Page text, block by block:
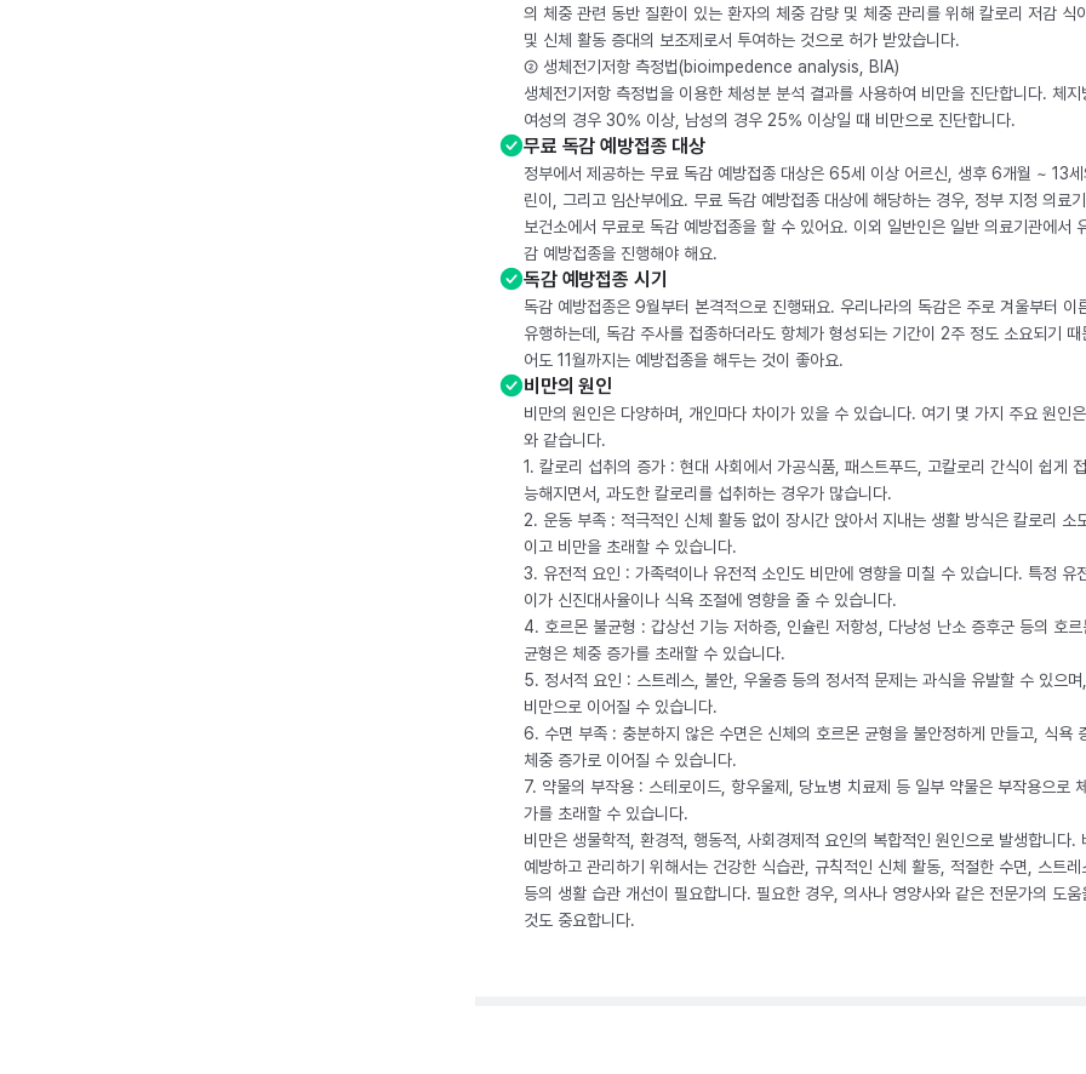
의 체중 관련 동반 질환이 있는 환자의 체중 감량 및 체중 관리를 위해 칼로리 저감 식
및 신체 활동 증대의 보조제로서 투여하는 것으로 허가 받았습니다.
② 생체전기저항 측정법(bioimpedence analysis, BIA)
생체전기저항 측정법을 이용한 체성분 분석 결과를 사용하여 비만을 진단합니다. 체지
여성의 경우 30% 이상, 남성의 경우 25% 이상일 때 비만으로 진단합니다.
무료 독감 예방접종 대상
정부에서 제공하는 무료 독감 예방접종 대상은 65세 이상 어르신, 생후 6개월 ~ 13
린이, 그리고 임산부에요. 무료 독감 예방접종 대상에 해당하는 경우, 정부 지정 의료
보건소에서 무료로 독감 예방접종을 할 수 있어요. 이외 일반인은 일반 의료기관에서
감 예방접종을 진행해야 해요.
독감 예방접종 시기
독감 예방접종은 9월부터 본격적으로 진행돼요. 우리나라의 독감은 주로 겨울부터 이
유행하는데, 독감 주사를 접종하더라도 항체가 형성되는 기간이 2주 정도 소요되기 때
어도 11월까지는 예방접종을 해두는 것이 좋아요.
비만의 원인
비만의 원인은 다양하며, 개인마다 차이가 있을 수 있습니다. 여기 몇 가지 주요 원인
와 같습니다.
1. 칼로리 섭취의 증가 : 현대 사회에서 가공식품, 패스트푸드, 고칼로리 간식이 쉽게
능해지면서, 과도한 칼로리를 섭취하는 경우가 많습니다.
2. 운동 부족 : 적극적인 신체 활동 없이 장시간 앉아서 지내는 생활 방식은 칼로리 소
이고 비만을 초래할 수 있습니다.
3. 유전적 요인 : 가족력이나 유전적 소인도 비만에 영향을 미칠 수 있습니다. 특정 유
이가 신진대사율이나 식욕 조절에 영향을 줄 수 있습니다.
4. 호르몬 불균형 : 갑상선 기능 저하증, 인슐린 저항성, 다낭성 난소 증후군 등의 호르
균형은 체중 증가를 초래할 수 있습니다.
5. 정서적 요인 : 스트레스, 불안, 우울증 등의 정서적 문제는 과식을 유발할 수 있으
비만으로 이어질 수 있습니다.
6. 수면 부족 : 충분하지 않은 수면은 신체의 호르몬 균형을 불안정하게 만들고, 식욕
체중 증가로 이어질 수 있습니다.
7. 약물의 부작용 : 스테로이드, 항우울제, 당뇨병 치료제 등 일부 약물은 부작용으로
가를 초래할 수 있습니다.
비만은 생물학적, 환경적, 행동적, 사회경제적 요인의 복합적인 원인으로 발생합니다.
예방하고 관리하기 위해서는 건강한 식습관, 규칙적인 신체 활동, 적절한 수면, 스트레
등의 생활 습관 개선이 필요합니다. 필요한 경우, 의사나 영양사와 같은 전문가의 도움
것도 중요합니다.